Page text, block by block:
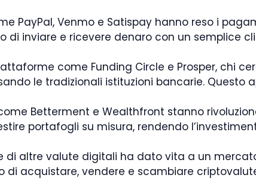
PayPal, Venmo e Satispay hanno reso i
di inviare e ricevere denaro con un semplice
come Funding Circle e Prosper, chi
le tradizionali istituzioni bancarie. Questo
Betterment e Wealthfront stanno
portafogli su misura, rendendo
di altre valute digitali ha dato vita a un
acquistare, vendere e scambiare